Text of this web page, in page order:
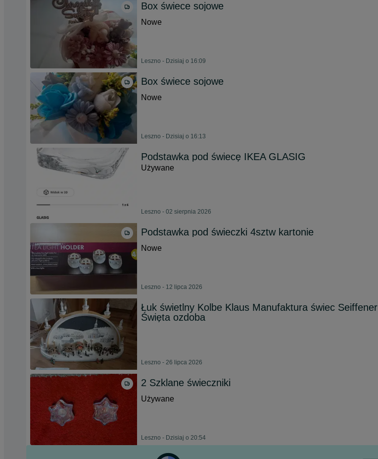
Box świece sojowe
Nowe
Leszno - Dzisiaj o 16:09
Box świece sojowe
Nowe
Leszno - Dzisiaj o 16:13
Podstawka pod świecę IKEA GLASIG
Używane
Leszno - 02 sierpnia 2026
Podstawka pod świeczki 4sztw kartonie
Nowe
Leszno - 12 lipca 2026
Łuk świetlny Kolbe Klaus Manufaktura świec Seiffener
Święta ozdoba
Leszno - 26 lipca 2026
2 Szklane świeczniki
Używane
Leszno - Dzisiaj o 20:54